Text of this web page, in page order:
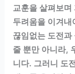
교훈을 살펴보
두려움을 이겨
끊임없는 도전과
줄 뿐만 아니라,
니다. 그러니 도